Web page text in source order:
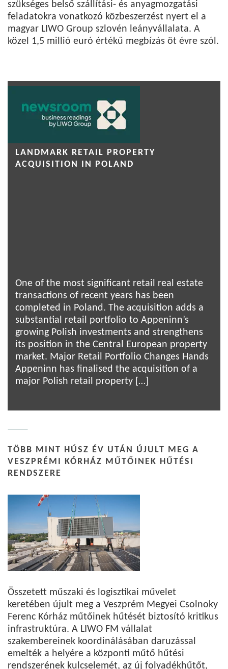
szükséges belső szállítási- és anyagmozgatási
feladatokra vonatkozó közbeszerzést nyert el a
magyar LIWO Group szlovén leányvállalata. A
közel 1,5 millió euró értékű megbízás öt évre szól.
LANDMARK RETAIL PROPERTY
ACQUISITION IN POLAND
One of the most significant retail real estate
transactions of recent years has been
completed in Poland. The acquisition adds a
substantial retail portfolio to Appeninn’s
growing Polish investments and strengthens
its position in the Central European property
market. Major Retail Portfolio Changes Hands
Appeninn has finalised the acquisition of a
major Polish retail property […]
TÖBB MINT HÚSZ ÉV UTÁN ÚJULT MEG A
VESZPRÉMI KÓRHÁZ MŰTŐINEK HŰTÉSI
RENDSZERE
Összetett műszaki és logisztikai művelet
keretében újult meg a Veszprém Megyei Csolnoky
Ferenc Kórház műtőinek hűtését biztosító kritikus
infrastruktúra. A LIWO FM vállalat
szakembereinek koordinálásában daruzással
emelték a helyére a központi műtő hűtési
rendszerének kulcselemét, az új folyadékhűtőt,